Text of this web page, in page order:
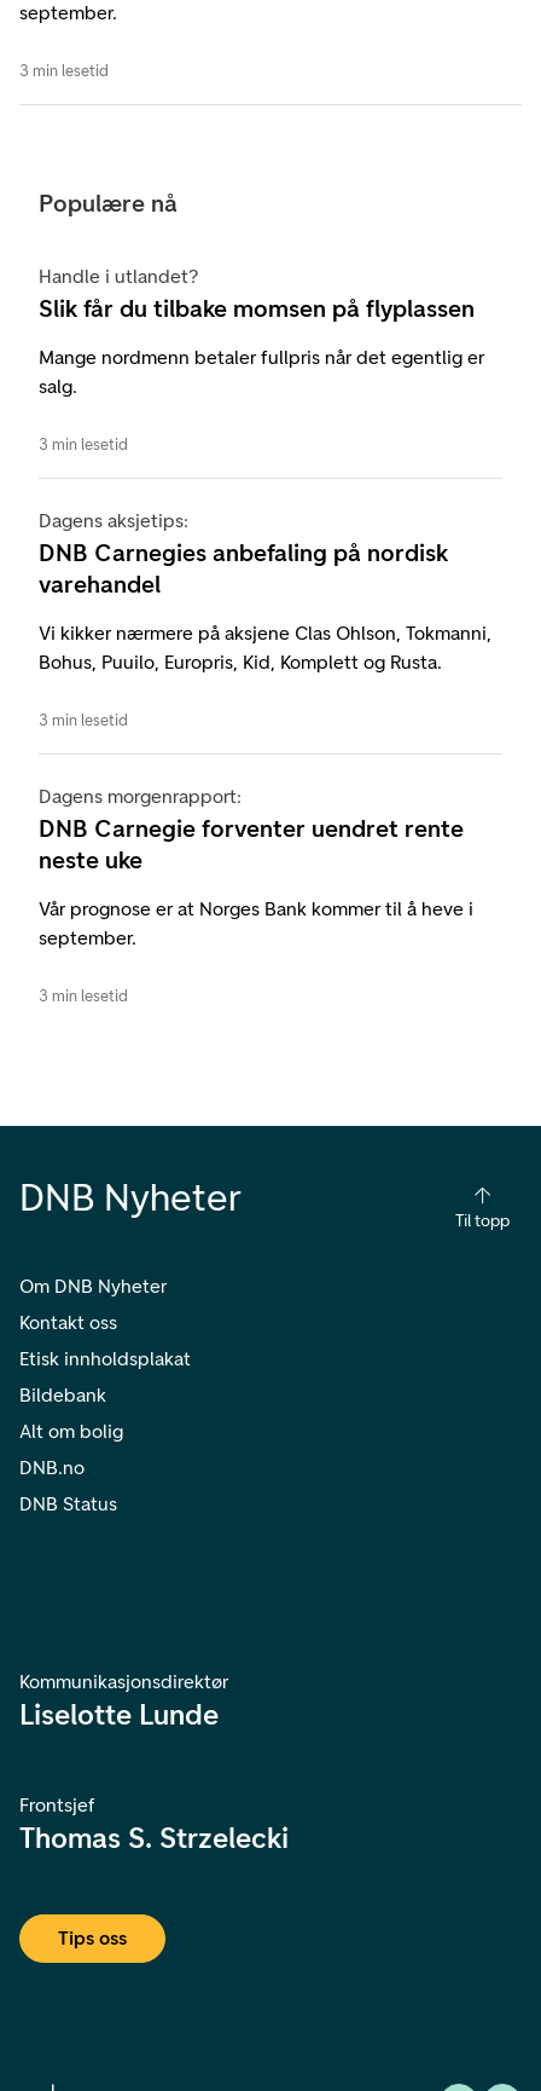
september.
3 min lesetid
Populære nå
Handle i utlandet?
Slik får du tilbake momsen på flyplassen
Mange nordmenn betaler fullpris når det egentlig er
salg.
3 min lesetid
Dagens aksjetips:
DNB Carnegies anbefaling på nordisk
varehandel
Vi kikker nærmere på aksjene Clas Ohlson, Tokmanni,
Bohus, Puuilo, Europris, Kid, Komplett og Rusta.
3 min lesetid
Dagens morgenrapport:
DNB Carnegie forventer uendret rente
neste uke
Vår prognose er at Norges Bank kommer til å heve i
september.
3 min lesetid
DNB Nyheter
Til topp
Om DNB Nyheter
Kontakt oss
Etisk innholdsplakat
Bildebank
Alt om bolig
DNB.no
DNB Status
Kommunikasjonsdirektør
Liselotte Lunde
Frontsjef
Thomas S. Strzelecki
Tips oss